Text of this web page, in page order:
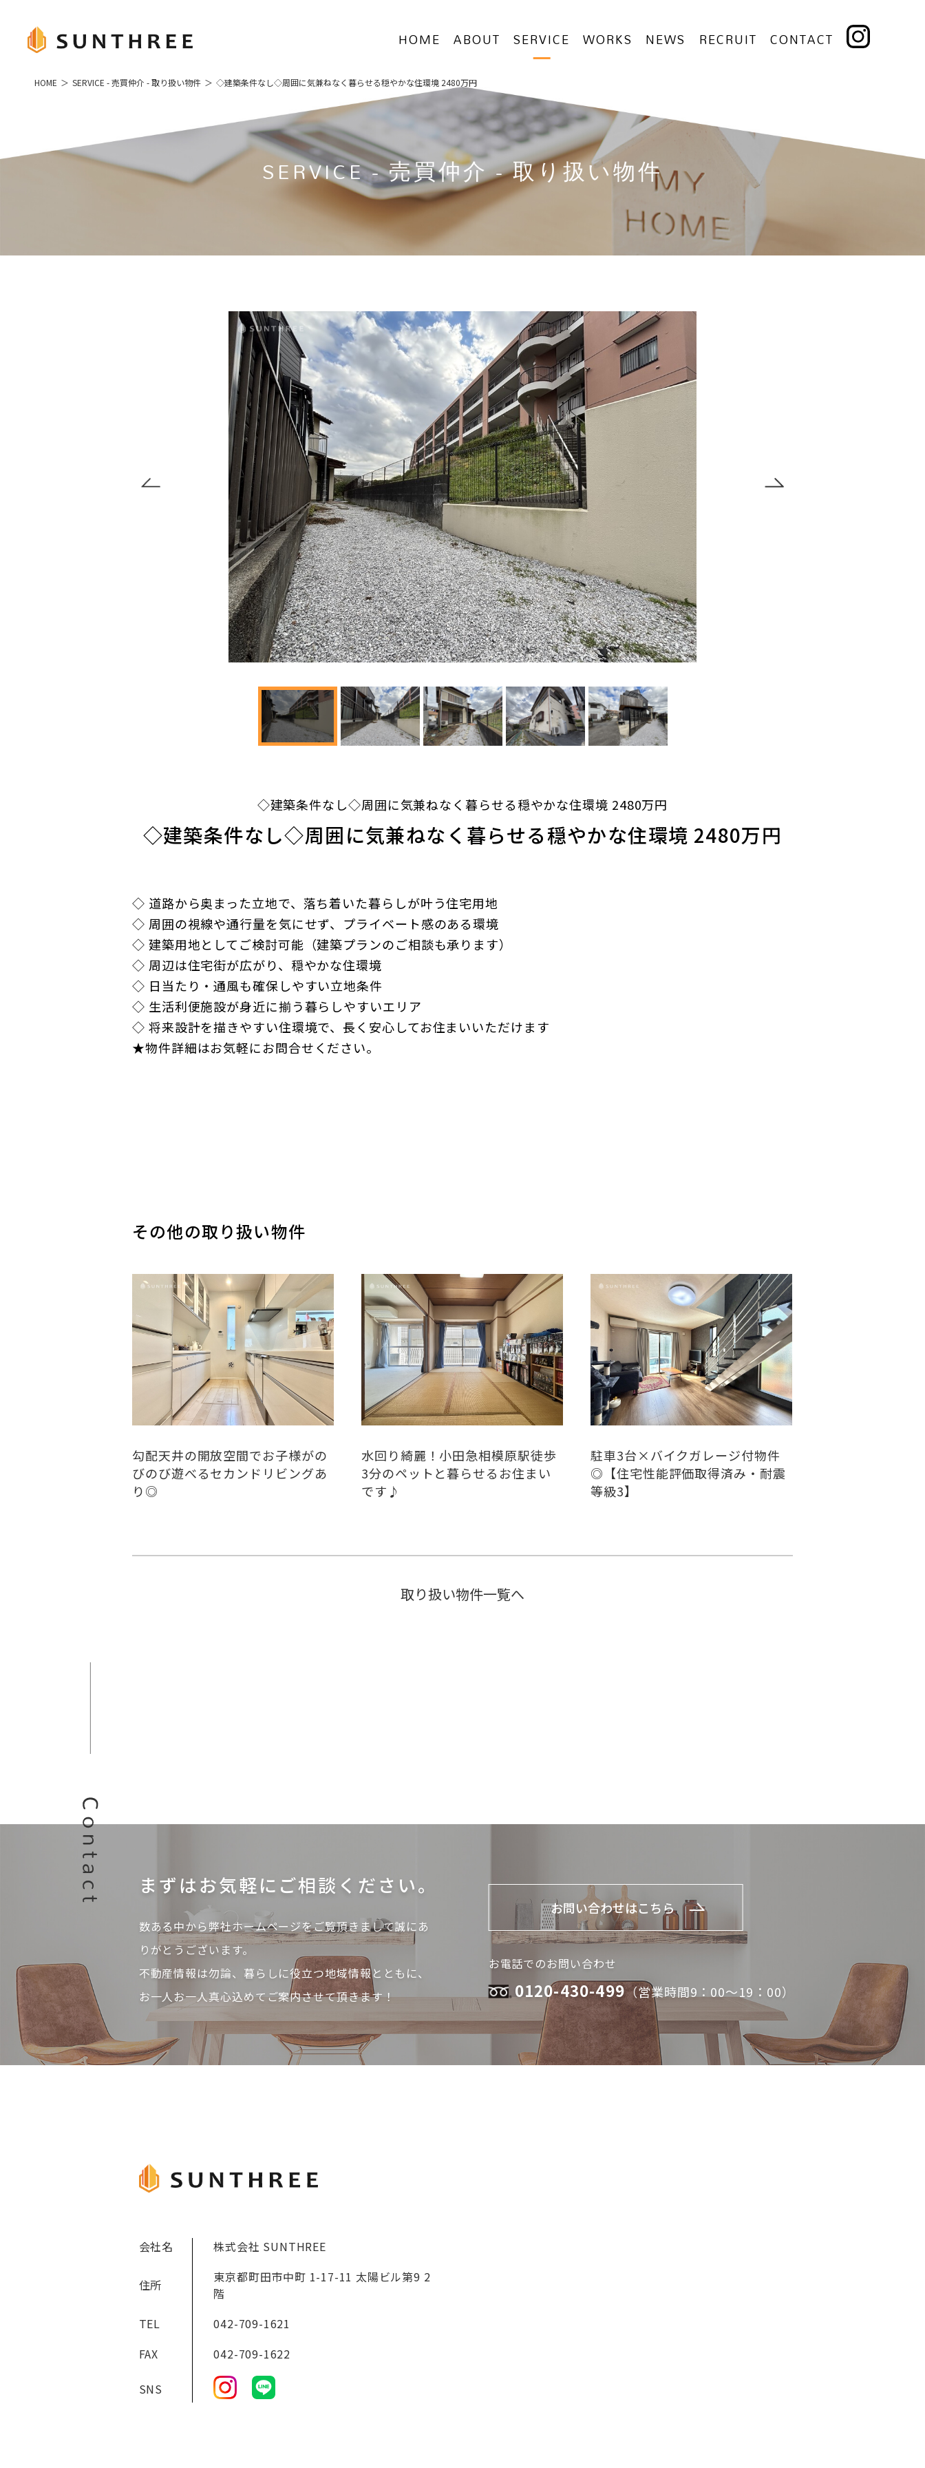
HOME ABOUT SERVICE WORKS NEWS RECRUIT CONTACT
HOME SERVICE - 売買仲介 - 取り扱い物件 ◇建築条件なし◇周囲に気兼ねなく暮らせる穏やかな住環境 2480万円
SERVICE- 売買仲介 - 取り扱い物件
◇建築条件なし◇周囲に気兼ねなく暮らせる穏やかな住環境 2480万円
◇建築条件なし◇周囲に気兼ねなく暮らせる穏やかな住環境 2480万円
◇ 道路から奥まった立地で、落ち着いた暮らしが叶う住宅用地
◇ 周囲の視線や通行量を気にせず、プライベート感のある環境
◇ 建築用地としてご検討可能（建築プランのご相談も承ります）
◇ 周辺は住宅街が広がり、穏やかな住環境
◇ 日当たり・通風も確保しやすい立地条件
◇ 生活利便施設が身近に揃う暮らしやすいエリア
◇ 将来設計を描きやすい住環境で、長く安心してお住まいいただけます
★物件詳細はお気軽にお問合せください。
その他の取り扱い物件
勾配天井の開放空間でお子様がの
びのび遊べるセカンドリビングあ
り◎
水回り綺麗！小田急相模原駅徒歩
3分のペットと暮らせるお住まい
です♪
駐車3台×バイクガレージ付物件
◎【住宅性能評価取得済み・耐震
等級3】
取り扱い物件一覧へ
まずはお気軽にご相談ください。
数ある中から弊社ホームページをご覧頂きまして誠にあ
りがとうございます。
不動産情報は勿論、暮らしに役立つ地域情報とともに、
お一人お一人真心込めてご案内させて頂きます！
お問い合わせはこちら
お電話でのお問い合わせ
0120-430-499（営業時間9：00～19：00）
会社名 株式会社 SUNTHREE
住所
東京都町田市中町 1-17-11 太陽ビル第9 2
階
TEL
042-709-1621
FAX
042-709-1622
SNS